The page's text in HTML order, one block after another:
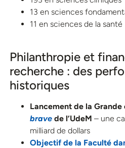
13 en sciences
11 en sciences de la santé
Philanthropie et
recherche : des
historiques
Lancement de la Grande
brave de l’UdeM – une
milliard de dollars
Objectif de la Faculté